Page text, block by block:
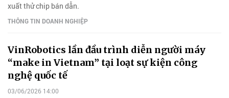
xuất thử chip bán dẫn.
THÔNG TIN DOANH NGHIỆP
VinRobotics lần đầu trình diễn người máy
“make in Vietnam” tại loạt sự kiện công
nghệ quốc tế
03/06/2026 14:00